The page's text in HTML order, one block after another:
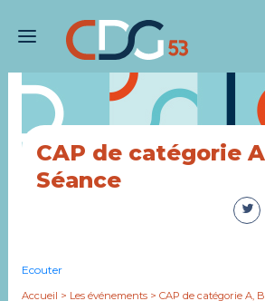
CAP de catégorie
Séance
Ecouter
Accueil > Les événements > CAP de catégorie A,